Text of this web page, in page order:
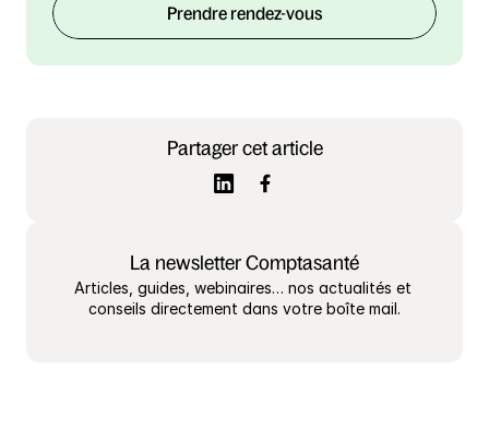
Partager cet article
La newsletter Comptasanté
Articles, guides, webinaires… nos actualités et
conseils directement dans votre boîte mail.
Prendre rendez-vous